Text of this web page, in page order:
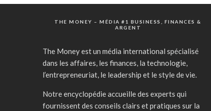
THE MONEY – MÉDIA #1 BUSINESS, FINANCES &
ARGENT
The Money est un média international spécialisé
dans les affaires, les finances, la technologie,
l’entrepreneuriat, le leadership et le style de vie.
Notre encyclopédie accueille des experts qui
fournissent des conseils clairs et pratiques sur la